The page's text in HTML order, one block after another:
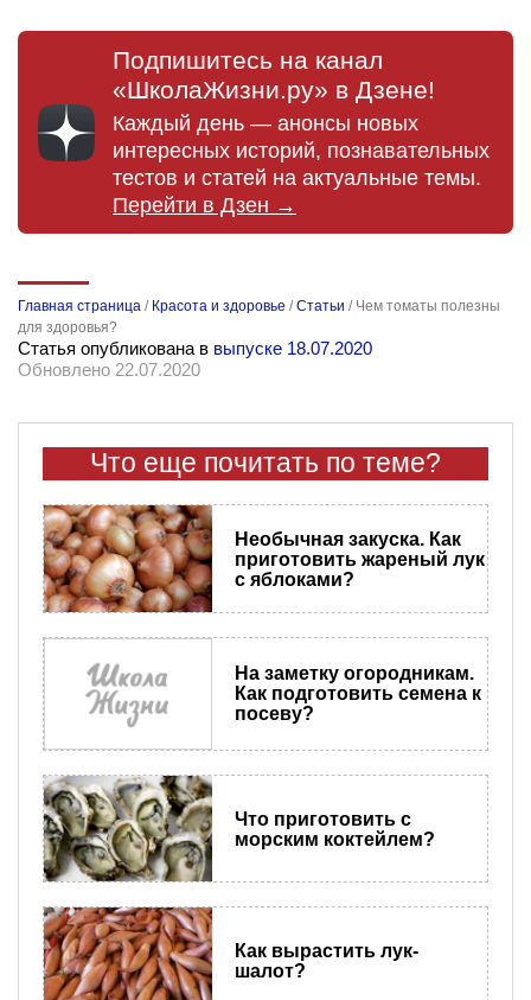
Подпишитесь на канал
«ШколаЖизни.ру» в Дзене!
Каждый день — анонсы новых
интересных историй, познавательных
тестов и статей на актуальные темы.
Перейти в Дзен →
Главная страница / Красота и здоровье /Статьи / Чем томаты полезны
для здоровья?
Статья опубликована в выпуске 18.07.2020
Обновлено 22.07.2020
Что еще почитать по теме?
Необычная закуска. Как
приготовить жареный лук
с яблоками?
На заметку огородникам.
Как подготовить семена к
посеву?
Что приготовить с
морским коктейлем?
Как вырастить лук-
шалот?